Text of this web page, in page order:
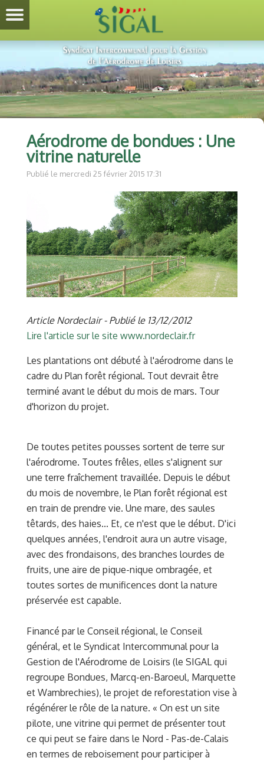
Aérodrome de bondues : Une
vitrine naturelle
Publié le mercredi 25 février 2015 17:31
Article Nordeclair - Publié le 13/12/2012
Lire l'article sur le site www.nordeclair.fr
Les plantations ont débuté à l'aérodrome dans le
cadre du Plan forêt régional. Tout devrait être
terminé avant le début du mois de mars. Tour
d'horizon du projet.
De toutes petites pousses sortent de terre sur
l'aérodrome. Toutes frêles, elles s'alignent sur
une terre fraîchement travaillée. Depuis le début
du mois de novembre, le Plan forêt régional est
en train de prendre vie. Une mare, des saules
têtards, des haies... Et, ce n'est que le début. D'ici
quelques années, l'endroit aura un autre visage,
avec des frondaisons, des branches lourdes de
fruits, une aire de pique-nique ombragée, et
toutes sortes de munificences dont la nature
préservée est capable.
Financé par le Conseil régional, le Conseil
général, et le Syndicat Intercommunal pour la
Gestion de l'Aérodrome de Loisirs (le SIGAL qui
regroupe Bondues, Marcq-en-Baroeul, Marquette
et Wambrechies), le projet de reforestation vise à
régénérer le rôle de la nature. « On est un site
pilote, une vitrine qui permet de présenter tout
ce qui peut se faire dans le Nord - Pas-de-Calais
en termes de reboisement pour participer à